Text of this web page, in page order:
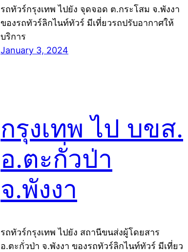
รถทัวร์กรุงเทพ ไปยัง จุดจอด ต.กระโสม จ.พังงา
ของรถทัวร์ลิกไนท์ทัวร์ มีเที่ยวรถปรับอากาศให้
บริการ
January 3, 2024
กรุงเทพ ไป บขส.
อ.ตะกั่วป่า
จ.พังงา
รถทัวร์กรุงเทพ ไปยัง สถานีขนส่งผู้โดยสาร
อ.ตะกั่วป่า จ.พังงา ของรถทัวร์ลิกไนท์ทัวร์ มีเที่ยว